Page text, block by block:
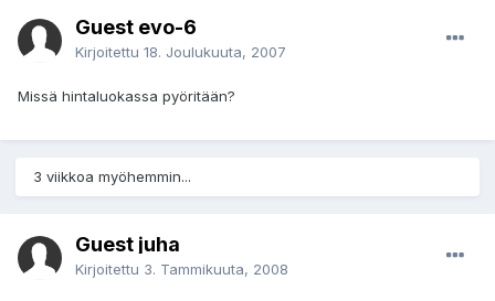
Guest evo-6
Kirjoitettu 18. Joulukuuta, 2007
Missä hintaluokassa pyöritään?
3 viikkoa myöhemmin...
Guest juha
Kirjoitettu 3. Tammikuuta, 2008